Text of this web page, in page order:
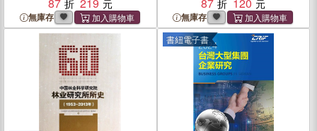
無庫存 無庫存
書紐電子書